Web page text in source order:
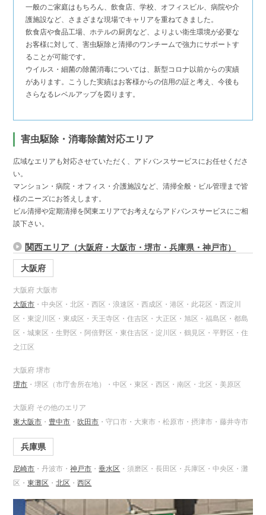
一般のご家庭はもちろん、飲食店、学校、オフィスビル、病院や介
護施設など、さまざまな現場でキャリアを重ねてきました。
飲食店や食品工場、ホテルの厨房など、よりよい衛生環境が必要な
お客様に対して、害虫駆除と清掃のワンチームで強力にサポートす
ることが可能です。
ウイルス・細菌の除菌消毒については、新型コロナ以前からの実績
があります。こうした実績はお客様からの信用の証と考え、今後も
さらなるレベルアップを図ります。
害虫駆除・消毒除菌対応エリア
広域なエリアも対応させていただく、アドバンスサービスにお任せくださ
い。
マンション・病院・オフィス・介護施設など、清掃全般・ビル管理まで皆
様のニーズにお答えします。
ビル清掃や定期清掃を関東エリアでお考えならアドバンスサービスにご相
談下さい。
関西エリア （大阪府・大阪市・堺市・兵庫県・神戸市）
大阪府
大阪府 大阪市
大阪市 ・中央区・北区・西区・浪速区・西成区・港区・此花区・西淀川
区・東淀川区・東成区・天王寺区・住吉区・大正区・旭区・福島区・都島
区・城東区・生野区・阿倍野区・東住吉区・淀川区・鶴見区・平野区・住
之江区
大阪府 堺市
堺市 ・堺区（市庁舎所在地）・中区・東区・西区・南区・北区・美原区
大阪府 その他のエリア
東大阪市 ・ 豊中市 ・ 吹田市 ・守口市・大東市・松原市・摂津市・藤井寺市
兵庫県
尼崎市 ・丹波市・神戸市 ・垂水区 ・須磨区・長田区・兵庫区・中央区・灘
区・東灘区 ・北区 ・西区